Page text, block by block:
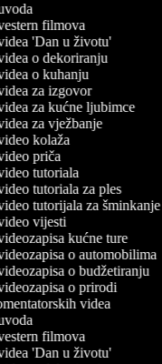
filmova
'Dan u životu'
o dekoriranju
o kuhanju
za izgovor
za kućne ljubimce
za vježbanje
kolaža
priča
tutoriala
tutoriala za ples
tutorijala za šminkanje
vijesti
kućne ture
o automobilima
o budžetiranju
o prirodi
videa
filmova
'Dan u životu'